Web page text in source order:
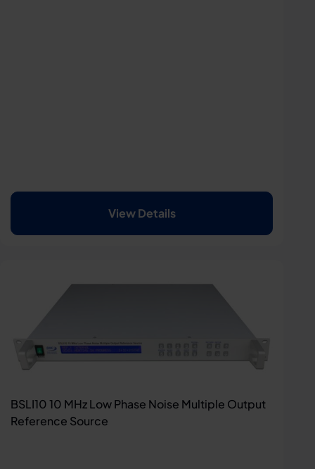
View Details
BSLI10 10 MHz Low Phase Noise Multiple Output
Reference Source